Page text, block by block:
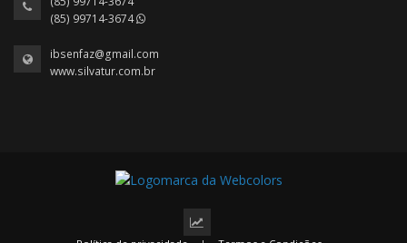
(85) 99714-3674
ibsenfaz@gmail.com
www.silvatur.com.br